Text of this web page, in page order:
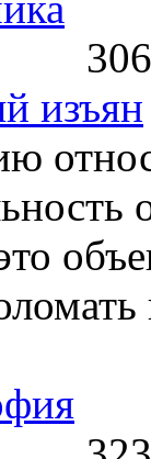
изъян